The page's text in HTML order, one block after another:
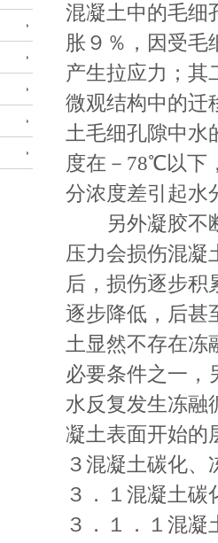
混凝土中的毛细
胀９％，因受毛
产生拉应力；其
微观结构中的迁
土毛细孔隙中水
度在－78℃以下
分浓度差引起水
另外凝胶不断
压力会损伤混凝
后，损伤逐步积
逐步降低，后甚
土显然不存在冻
必要条件之一，
水反复发生冻融
凝土表面开始
３混凝土碳化
３．１混凝土
３．１．１混